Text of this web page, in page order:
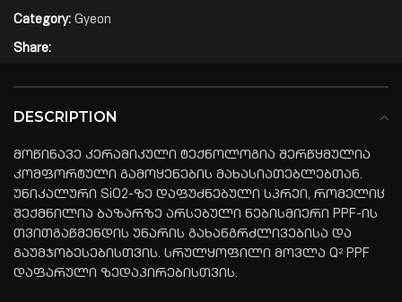
Category: Gyeon
Share:
DESCRIPTION
მოწინავე კერამიკული ტექნოლოგია შერწყმულია
კომფორტული გამოყენების მახასიათებლებთან.
უნიკალური SiO2-ზე დაფუძნებული სპრეი, რომელიც
შექმნილია ბაზარზე არსებული ნებისმიერი PPF-ის
თვითგაწმენდის უნარის გახანგრძლივებისა და
გაუმჯობესებისთვის. სრულყოფილი მოვლა Q² PPF
დაფარული ზედაპირებისთვის.